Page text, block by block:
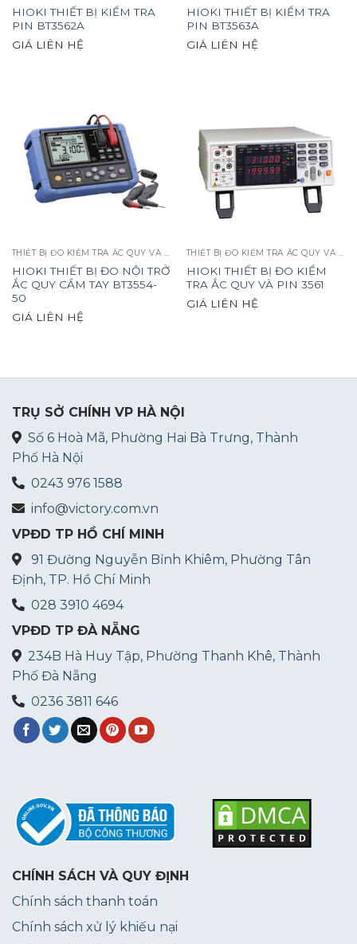
HIOKI THIẾT BỊ KIỂM TRA
PIN BT3562A
GIÁ LIÊN HỆ
HIOKI THIẾT BỊ KIỂM TRA
PIN BT3563A
GIÁ LIÊN HỆ
THIẾT BỊ ĐO KIỂM TRA ẮC QUY VÀ PIN
HIOKI THIẾT BỊ ĐO NỘI TRỞ
ẮC QUY CẦM TAY BT3554-
50
GIÁ LIÊN HỆ
THIẾT BỊ ĐO KIỂM TRA ẮC QUY VÀ PIN
HIOKI THIẾT BỊ ĐO KIỂM
TRA ẮC QUY VÀ PIN 3561
GIÁ LIÊN HỆ
TRỤ SỞ CHÍNH VP HÀ NỘI
Số 6 Hoà Mã, Phường Hai Bà Trưng, Thành
Phố Hà Nội
0243 976 1588
info@victory.com.vn
VPĐD TP HỒ CHÍ MINH
91 Đường Nguyễn Bỉnh Khiêm, Phường Tân
Định, TP. Hồ Chí Minh
028 3910 4694
VPĐD TP ĐÀ NẴNG
234B Hà Huy Tập, Phường Thanh Khê, Thành
Phố Đà Nẵng
0236 3811 646
CHÍNH SÁCH VÀ QUY ĐỊNH
Chính sách thanh toán
Chính sách xử lý khiếu nại